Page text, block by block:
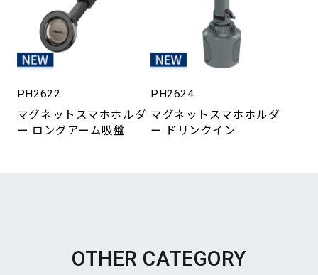
PH2622
マグネットスマホホルダ
ー ロングアーム吸盤
PH2624
マグネットスマホホルダ
ー ドリンクイン
OTHER CATEGORY